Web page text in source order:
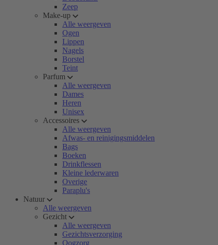
Zeep
Make-up
Alle weergeven
Ogen
Lippen
Nagels
Borstel
Teint
Parfum
Alle weergeven
Dames
Heren
Unisex
Accessoires
Alle weergeven
Afwas- en reinigingsmiddelen
Bags
Boeken
Drinkflessen
Kleine lederwaren
Overige
Paraplu's
Natuur
Alle weergeven
Gezicht
Alle weergeven
Gezichtsverzorging
Oogzorg